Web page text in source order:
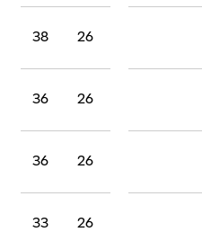
26
38
26
36
26
36
26
33